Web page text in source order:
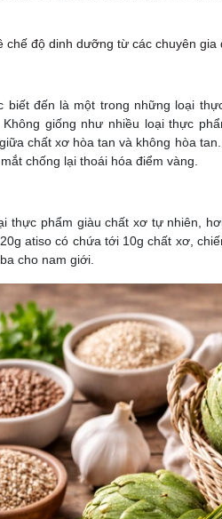
chế độ dinh dưỡng từ các chuyên gia
biết đến là một trong những loại
giống như nhiều loại thực
chất xơ hòa tan và không hòa
chống lại thoái hóa điểm vàng.
thực phẩm giàu chất xơ tự nhiên,
atiso có chứa tới 10g chất xơ,
cho nam giới.